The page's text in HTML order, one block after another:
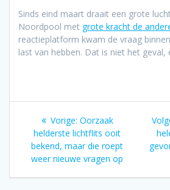
Sinds eind maart draait een grote
Noordpool met grote kracht de
reactieplatform kwam de vraag
last van hebben. Dat is niet het geval,
Bericht
navigatie
Vorige: Vorig
bericht:
Oorzaak
helderste lichtflits ooit
bekend, maar die roept
weer nieuwe vragen op